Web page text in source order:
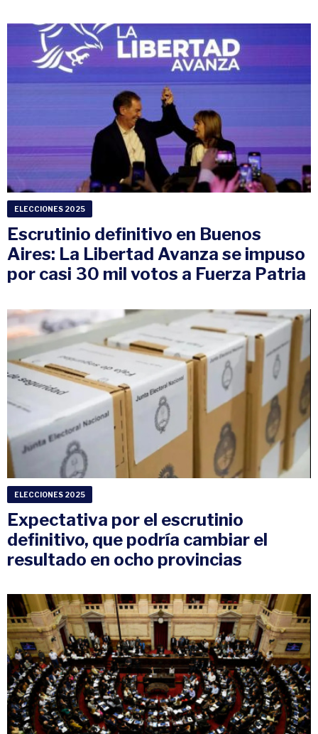
ELECCIONES 2025
Escrutinio definitivo en Buenos
Aires: La Libertad Avanza se impuso
por casi 30 mil votos a Fuerza Patria
ELECCIONES 2025
Expectativa por el escrutinio
definitivo, que podría cambiar el
resultado en ocho provincias